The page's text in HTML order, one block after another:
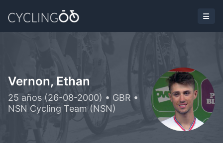
Vernon, Ethan
25 años (26-08-2000) • GBR •
NSN Cycling Team (NSN)